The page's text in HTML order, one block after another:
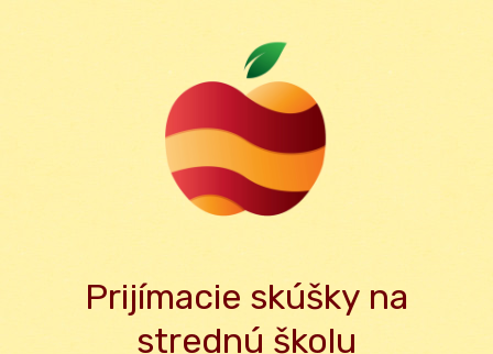
Prijímacie skúšky na
strednú školu